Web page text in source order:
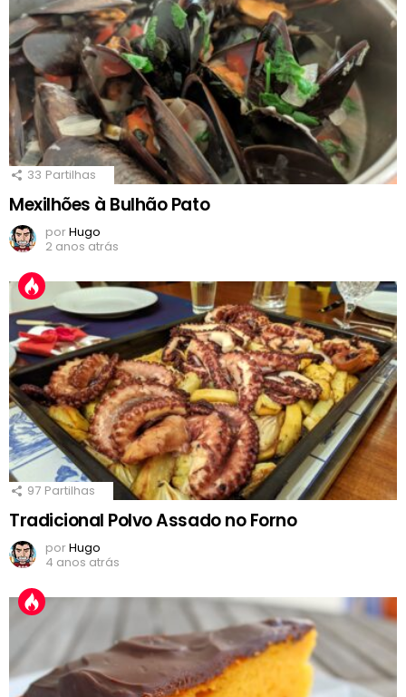
33 Partilhas
Mexilhões à Bulhão Pato
porHugo
2 anos atrás
97 Partilhas
Tradicional Polvo Assado no Forno
porHugo
4 anos atrás